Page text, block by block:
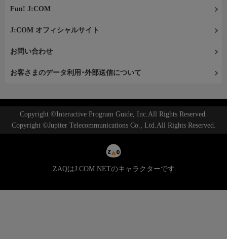
Fun! J:COM
J:COM オフィシャルサイト
お問い合わせ
お客さまのデータ利用･外部送信について
Copyright ©Interactive Program Guide, Inc.All Rights Reserved.
Copyright ©Jupiter Telecommunications Co., Ltd.All Rights Reserved.
ZAQはJ:COM NETのキャラクターです